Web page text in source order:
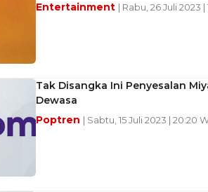
Entertainment | Rabu, 26 Juli 2023 |
Tak Disangka Ini Penyesalan
Dewasa
Poptren | Sabtu, 15 Juli 2023 | 20:20